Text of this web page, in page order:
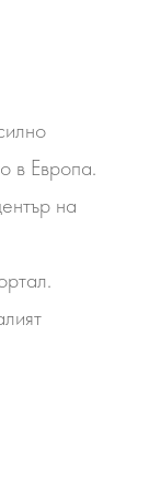
в Европа.
на